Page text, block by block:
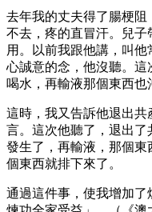
去年我的丈夫得了腸梗
不去，疼的直冒汗。兒
用。以前我跟他講，叫
心誠意的念，他沒聽。
喝水，再輸液那個東西也
這時，我又告訴他退出
言。這次他聽了，退出
發生了，再輸液，那個
個東西就排下來了。
通過這件事，使我增加了